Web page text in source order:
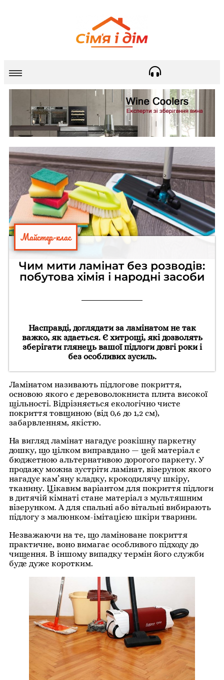
Майстер-клас
Чим мити ламінат без розводів:
побутова хімія і народні засоби
Насправді, доглядати за ламінатом не так
важко, як здається. Є хитрощі, які дозволять
зберігати глянець вашої підлоги довгі роки і
без особливих зусиль.
Ламінатом називають підлогове покриття,
основою якого є деревоволокниста плита високої
щільності. Відрізняється екологічно чисте
покриття товщиною (від 0,6 до 1,2 см),
забарвленням, якістю.
На вигляд ламінат нагадує розкішну паркетну
дошку, що цілком виправдано — цей матеріал є
бюджетною альтернативою дорогого паркету. У
продажу можна зустріти ламінат, візерунок якого
нагадує кам’яну кладку, крокодилячу шкіру,
тканину. Цікавим варіантом для покриття підлоги
в дитячій кімнаті стане матеріал з мультяшним
візерунком. А для спальні або вітальні вибирають
підлогу з малюнком-імітацією шкіри тварини.
Незважаючи на те, що ламіноване покриття
практичне, воно вимагає особливого підходу до
чищення. В іншому випадку термін його служби
буде дуже коротким.